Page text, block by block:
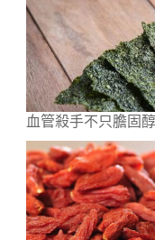
血管殺手不只膽固